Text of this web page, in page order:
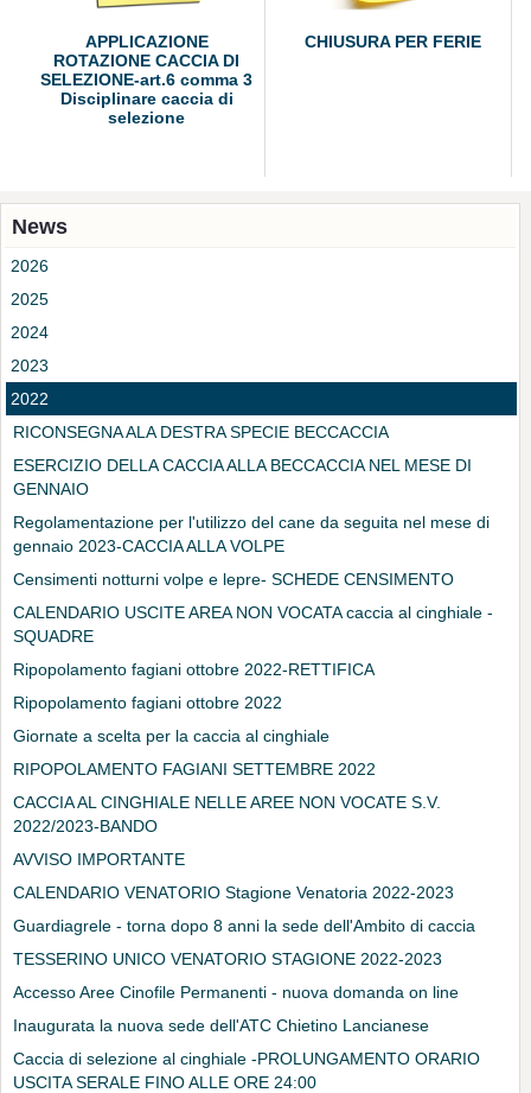
APPLICAZIONE
ROTAZIONE CACCIA DI
SELEZIONE-art.6 comma 3
Disciplinare caccia di
selezione
CHIUSURA PER FERIE
News
2026
2025
2024
2023
2022
RICONSEGNA ALA DESTRA SPECIE BECCACCIA
ESERCIZIO DELLA CACCIA ALLA BECCACCIA NEL MESE DI
GENNAIO
Regolamentazione per l'utilizzo del cane da seguita nel mese di
gennaio 2023-CACCIA ALLA VOLPE
Censimenti notturni volpe e lepre- SCHEDE CENSIMENTO
CALENDARIO USCITE AREA NON VOCATA caccia al cinghiale -
SQUADRE
Ripopolamento fagiani ottobre 2022-RETTIFICA
Ripopolamento fagiani ottobre 2022
Giornate a scelta per la caccia al cinghiale
RIPOPOLAMENTO FAGIANI SETTEMBRE 2022
CACCIA AL CINGHIALE NELLE AREE NON VOCATE S.V.
2022/2023-BANDO
AVVISO IMPORTANTE
CALENDARIO VENATORIO Stagione Venatoria 2022-2023
Guardiagrele - torna dopo 8 anni la sede dell'Ambito di caccia
TESSERINO UNICO VENATORIO STAGIONE 2022-2023
Accesso Aree Cinofile Permanenti - nuova domanda on line
Inaugurata la nuova sede dell'ATC Chietino Lancianese
Caccia di selezione al cinghiale -PROLUNGAMENTO ORARIO
USCITA SERALE FINO ALLE ORE 24:00